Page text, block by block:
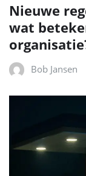
Nieuwe
wat
Bob Jansen